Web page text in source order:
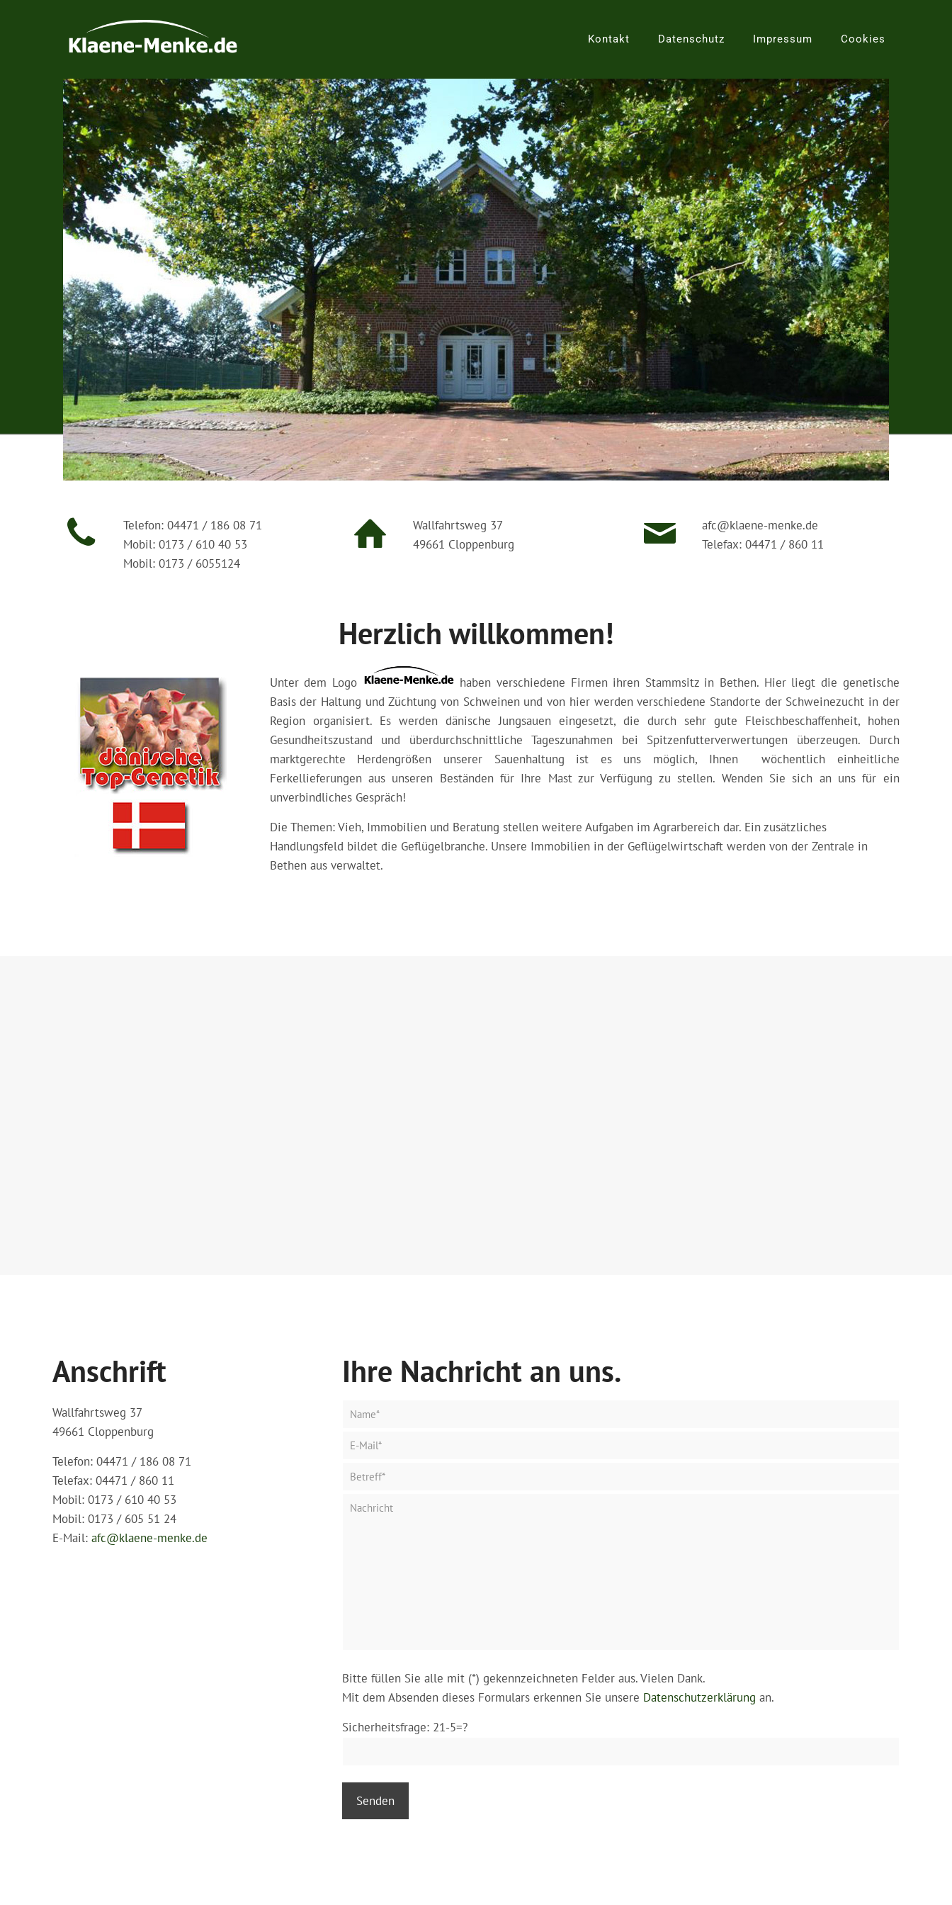
Kontakt Datenschutz Impressum Cookies
Telefon: 04471 / 186 08 71
Mobil: 0173 / 610 40 53
Mobil: 0173 / 6055124
Wallfahrtsweg 37
49661 Cloppenburg
afc@klaene-menke.de
Telefax: 04471 / 860 11
Herzlich willkommen!
Unter dem Logo
haben verschiedene Firmen ihren Stammsitz in Bethen. Hier liegt die genetische
Basis der Haltung und Züchtung von Schweinen und von hier werden verschiedene Standorte der Schweinezucht in der
Region organisiert. Es werden dänische Jungsauen eingesetzt, die durch sehr gute Fleischbeschaffenheit, hohen
Gesundheitszustand und überdurchschnittliche Tageszunahmen bei Spitzenfutterverwertungen überzeugen. Durch
marktgerechte Herdengrößen unserer Sauenhaltung ist es uns möglich, Ihnen wöchentlich einheitliche
Ferkellieferungen aus unseren Beständen für Ihre Mast zur Verfügung zu stellen. Wenden Sie sich an uns für ein
unverbindliches Gespräch!
Die Themen: Vieh, Immobilien und Beratung stellen weitere Aufgaben im Agrarbereich dar. Ein zusätzliches
Handlungsfeld bildet die Geflügelbranche. Unsere Immobilien in der Geflügelwirtschaft werden von der Zentrale in
Bethen aus verwaltet.
Anschrift
Wallfahrtsweg 37
49661 Cloppenburg
Telefon: 04471 / 186 08 71
Telefax: 04471 / 860 11
Mobil: 0173 / 610 40 53
Mobil: 0173 / 605 51 24
E-Mail: afc@klaene-menke.de
Ihre Nachricht an uns.
Bitte füllen Sie alle mit (*) gekennzeichneten Felder aus. Vielen Dank.
Mit dem Absenden dieses Formulars erkennen Sie unsere Datenschutzerklärung an.
Sicherheitsfrage: 21-5=?